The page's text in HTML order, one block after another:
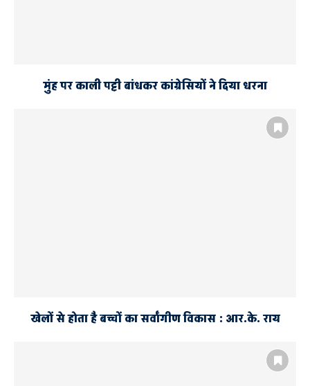
मुंह पर काली पट्टी बांधकर कांग्रेसियों ने दिया धरना
खेलों से होता है बच्चों का सर्वांगीण विकास : आर.के. राय